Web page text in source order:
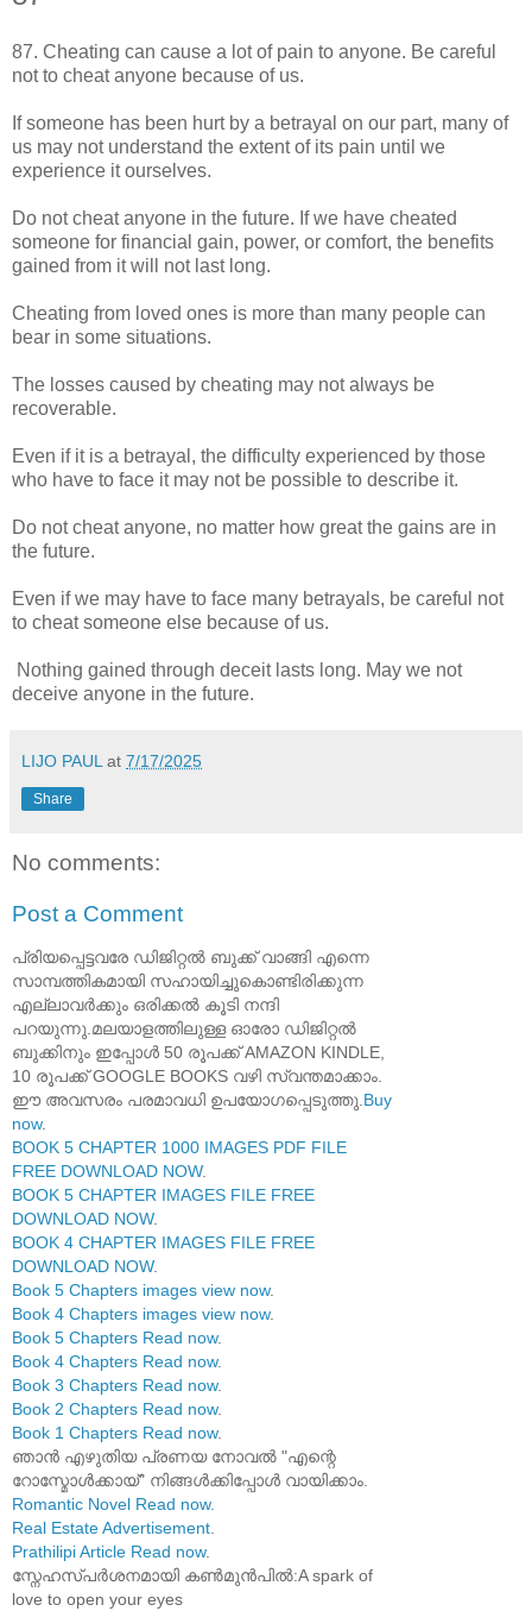
87. Cheating can cause a lot of pain to anyone. Be careful
not to cheat anyone because of us.
If someone has been hurt by a betrayal on our part, many of
us may not understand the extent of its pain until we
experience it ourselves.
Do not cheat anyone in the future. If we have cheated
someone for financial gain, power, or comfort, the benefits
gained from it will not last long.
Cheating from loved ones is more than many people can
bear in some situations.
The losses caused by cheating may not always be
recoverable.
Even if it is a betrayal, the difficulty experienced by those
who have to face it may not be possible to describe it.
Do not cheat anyone, no matter how great the gains are in
the future.
Even if we may have to face many betrayals, be careful not
to cheat someone else because of us.
Nothing gained through deceit lasts long. May we not
deceive anyone in the future.
LIJO PAUL at 7/17/2025
Share
No comments:
Post a Comment
പ്രിയപ്പെട്ടവരേ ഡിജിറ്റൽ ബുക്ക് വാങ്ങി എന്നെ
സാമ്പത്തികമായി സഹായിച്ചുകൊണ്ടിരിക്കുന്ന
എല്ലാവർക്കും ഒരിക്കൽ കൂടി നന്ദി
പറയുന്നു.മലയാളത്തിലുള്ള ഓരോ ഡിജിറ്റൽ
ബുക്കിനും ഇപ്പോൾ 50 രൂപക്ക് AMAZON KINDLE,
10 രൂപക്ക് GOOGLE BOOKS വഴി സ്വന്തമാക്കാം.
ഈ അവസരം പരമാവധി ഉപയോഗപ്പെടുത്തു. Buy
now.
BOOK 5 CHAPTER 1000 IMAGES PDF FILE
FREE DOWNLOAD NOW.
BOOK 5 CHAPTER IMAGES FILE FREE
DOWNLOAD NOW.
BOOK 4 CHAPTER IMAGES FILE FREE
DOWNLOAD NOW.
Book 5 Chapters images view now.
Book 4 Chapters images view now.
Book 5 Chapters Read now.
Book 4 Chapters Read now.
Book 3 Chapters Read now.
Book 2 Chapters Read now.
Book 1 Chapters Read now.
ഞാൻ എഴുതിയ പ്രണയ നോവൽ "എന്റെ
റോസ്മോൾക്കായ്" നിങ്ങൾക്കിപ്പോൾ വായിക്കാം.
Romantic Novel Read now.
Real Estate Advertisement
Prathilipi Article Read now.
സ്നേഹസ്പർശനമായി കൺമുൻപിൽ:A spark of
love to open your eyes